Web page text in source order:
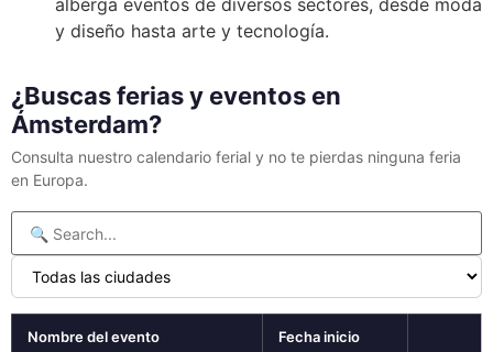
y diseño hasta arte y tecnología.
¿Buscas ferias y eventos en
Ámsterdam?
Consulta nuestro calendario ferial y no te pierdas ninguna feria
en Europa.
Nombre del evento Fecha inicio